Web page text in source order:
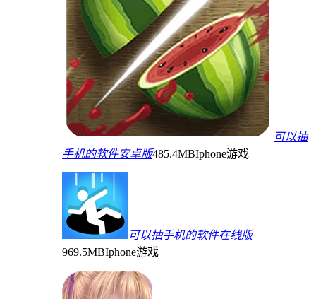
可以抽
手机的软件安卓版485.4MBIphone游戏
可以抽手机的软件在线版
969.5MBIphone游戏